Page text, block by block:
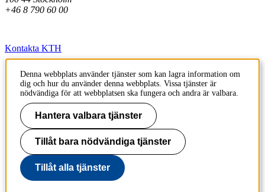
+46 8 790 60 00
Kontakta KTH
Jobba på KTH
Press och media
Faktura och betalning KTH
Om KTH:s webbplatser
Tillgänglighetsredogörelse
Denna webbplats använder tjänster som kan lagra information om
dig och hur du använder denna webbplats. Vissa tjänster är
nödvändiga för att webbplatsen ska fungera och andra är valbara.
Hantera valbara tjänster
Tillåt bara nödvändiga tjänster
Tillåt alla tjänster